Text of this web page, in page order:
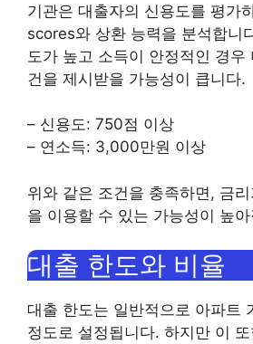
기관은 대출자의 신용도를 평가
scores와 상환 능력을 분석합니
도가 높고 소득이 안정적인 경우
건을 제시받을 가능성이 큽니다.
– 신용도: 750점 이상
– 연소득: 3,000만원 이상
위와 같은 조건을 충족하면, 금
을 이용할 수 있는 가능성이 높
대출 한도와 비율
대출 한도는 일반적으로 아파트
정도로 설정됩니다. 하지만 이